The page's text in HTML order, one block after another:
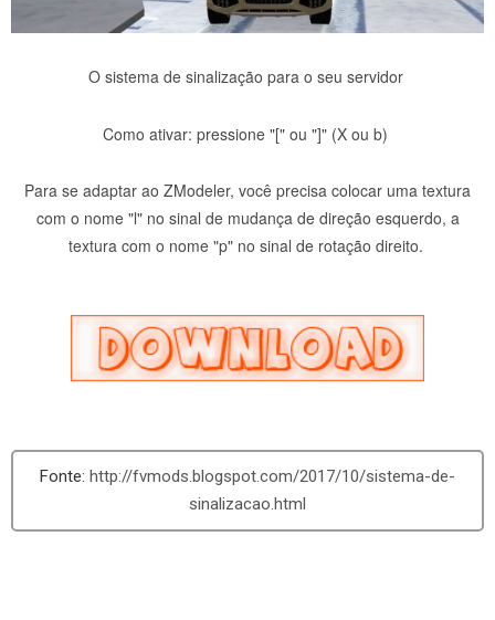
O sistema de sinalização para o seu servidor
Como ativar: pressione "[" ou "]" (X ou b)
Para se adaptar ao ZModeler, você precisa colocar uma textura
com o nome "l" no sinal de mudança de direção esquerdo, a
textura com o nome "p" no sinal de rotação direito.
http://fvmods.blogspot.com/2017/10/sistema-de-
sinalizacao.html